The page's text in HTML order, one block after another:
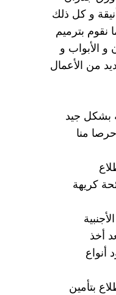
و كل ذلك
نقوم بترميم
و الأبواب و
من الأعمال
بشكل جيد
منا
كريهة
أخذ
أنواع
بتأمين